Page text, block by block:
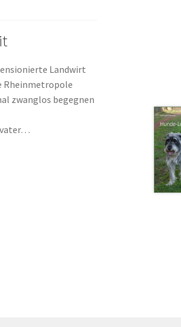
Landwirt
Rheinmetropole
zwanglos begegnen